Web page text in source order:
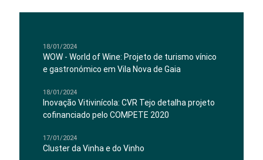
18/01/2024
WOW - World of Wine: Projeto de turismo vínico
e gastronómico em Vila Nova de Gaia
18/01/2024
Inovação Vitivinícola: CVR Tejo detalha projeto
cofinanciado pelo COMPETE 2020
17/01/2024
Cluster da Vinha e do Vinho